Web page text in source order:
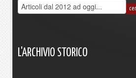
L'ARCHIVIO STORICO